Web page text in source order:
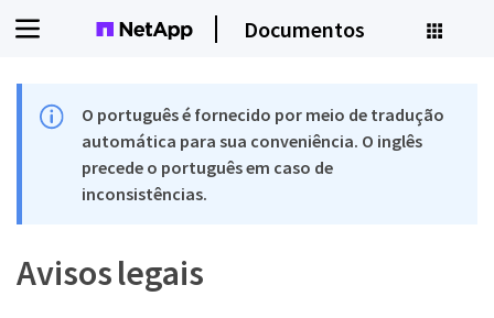
Documentos
O português é fornecido por meio de tradução
automática para sua conveniência. O inglês
precede o português em caso de
inconsistências.
Avisos legais